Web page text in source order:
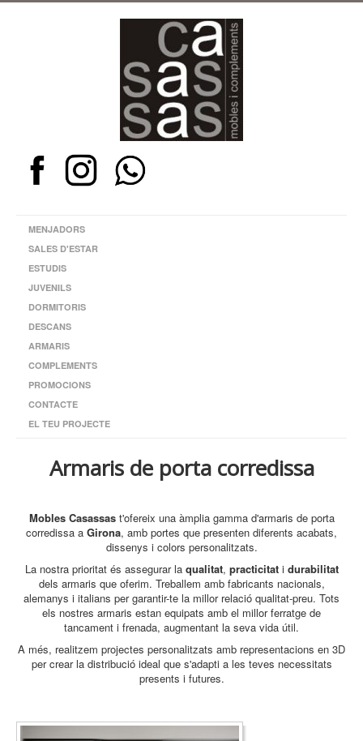
MENJADORS
SALES D'ESTAR
ESTUDIS
JUVENILS
DORMITORIS
DESCANS
ARMARIS
COMPLEMENTS
PROMOCIONS
CONTACTE
EL TEU PROJECTE
Armaris de porta corredissa
Mobles Casassast'ofereix una àmplia gamma d'armaris de porta
corredissa a Girona, amb portes que presenten diferents acabats,
dissenys i colors personalitzats.
La nostra prioritat és assegurar la qualitat, practicitati durabilitat
dels armaris que oferim. Treballem amb fabricants nacionals,
alemanys i italians per garantir-te la millor relació qualitat-preu. Tots
els nostres armaris estan equipats amb el millor ferratge de
tancament i frenada, augmentant la seva vida útil.
A més, realitzem projectes personalitzats amb representacions en 3D
per crear la distribució ideal que s'adapti a les teves necessitats
presents i futures.